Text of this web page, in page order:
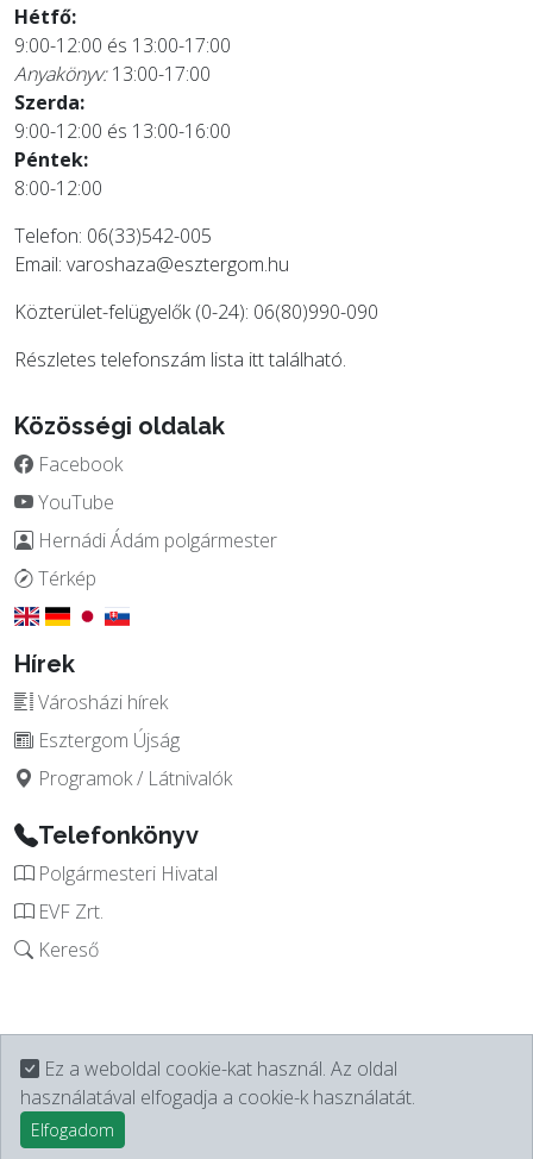
Ez a weboldal cookie-kat használ. Az oldal
használatával elfogadja a cookie-k használatát.
Elfogadom
Hétfő:
9:00-12:00 és 13:00-17:00
Anyakönyv:13:00-17:00
Szerda:
9:00-12:00 és 13:00-16:00
Péntek:
8:00-12:00
Telefon: 06(33)542-005
Email: varoshaza@esztergom.hu
Közterület-felügyelők (0-24): 06(80)990-090
Részletes telefonszám lista itttalálható.
Közösségi oldalak
Facebook
YouTube
Hernádi Ádám polgármester
Térkép
Hírek
Városházi hírek
Esztergom Újság
Programok / Látnivalók
Telefonkönyv
Polgármesteri Hivatal
EVF Zrt.
Kereső